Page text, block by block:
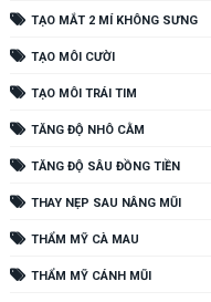
TẠO MẮT 2 MÍ KHÔNG SƯNG
TẠO MÔI CƯỜI
TẠO MÔI TRÁI TIM
TĂNG ĐỘ NHÔ CẰM
TĂNG ĐỘ SÂU ĐỒNG TIỀN
THAY NẸP SAU NÂNG MŨI
THẨM MỸ CÀ MAU
THẨM MỸ CÁNH MŨI